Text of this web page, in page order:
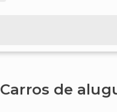
Carros de